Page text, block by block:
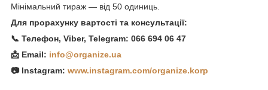
Мінімальний тираж — від 50 одиниць.
Для прорахунку вартості та консультації:
📞 Телефон, Viber, Telegram: 066 694 06 47
📩 Email: info@organize.ua
📷 Instagram: www.instagram.com/organize.korp